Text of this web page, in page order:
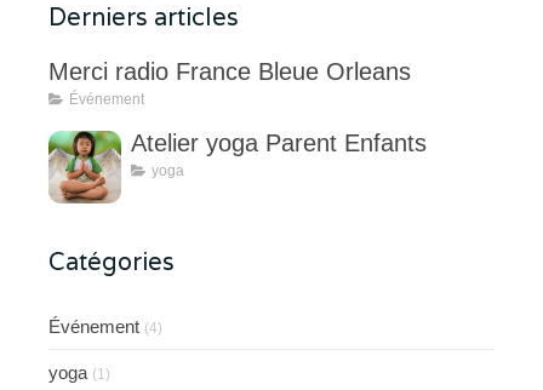
Derniers articles
Merci radio France Bleue Orleans
Événement
Atelier yoga Parent Enfants
yoga
Catégories
Événement (4)
yoga (1)